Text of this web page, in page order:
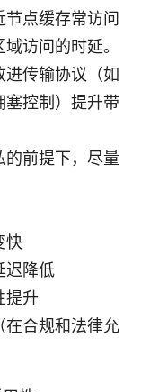
点缓存常访问
访问的时延。
传输协议（如
塞控制）提升带
的前提下，尽量
快
迟降低
提升
在合规和法律允